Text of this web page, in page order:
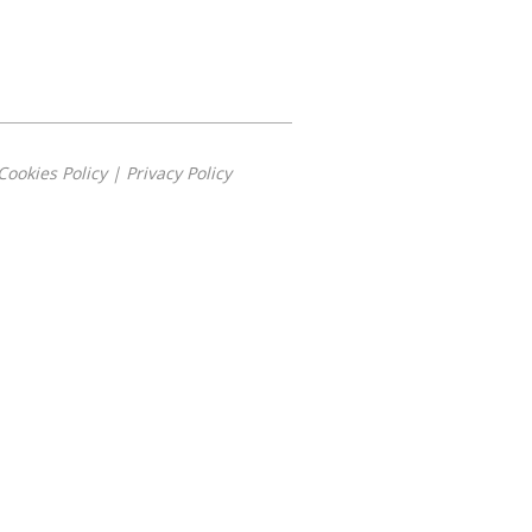
Cookies Policy| Privacy Policy